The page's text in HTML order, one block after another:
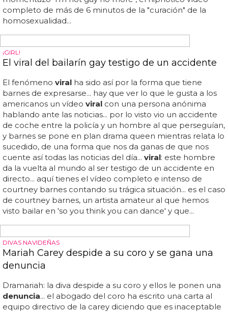
hugo&rsquo... vídeoviral : una pareja teniendo sexo gay
en hong kong con la ventana abierta...
El viral de la drag queen que se cae mientras
canta 'Oops I Did It Again'
El vídeoviralde un fan de britney spears bailando 'make
la drag queen que se cae mientras canta 'oops i did it
again'... la conocida drag queen big dee ha conseguido
que un tropiezo y una caída al ritmo de uno de los
y se convierta en uno de los clips más reproducidos de la
semana... y razón no le falta, porque si el mundo drag
destaca por algo es por su humor y por saber reírse de sí